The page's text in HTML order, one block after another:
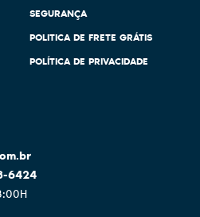
SEGURANÇA
POLITICA DE FRETE GRÁTIS
POLÍTICA DE PRIVACIDADE
6424